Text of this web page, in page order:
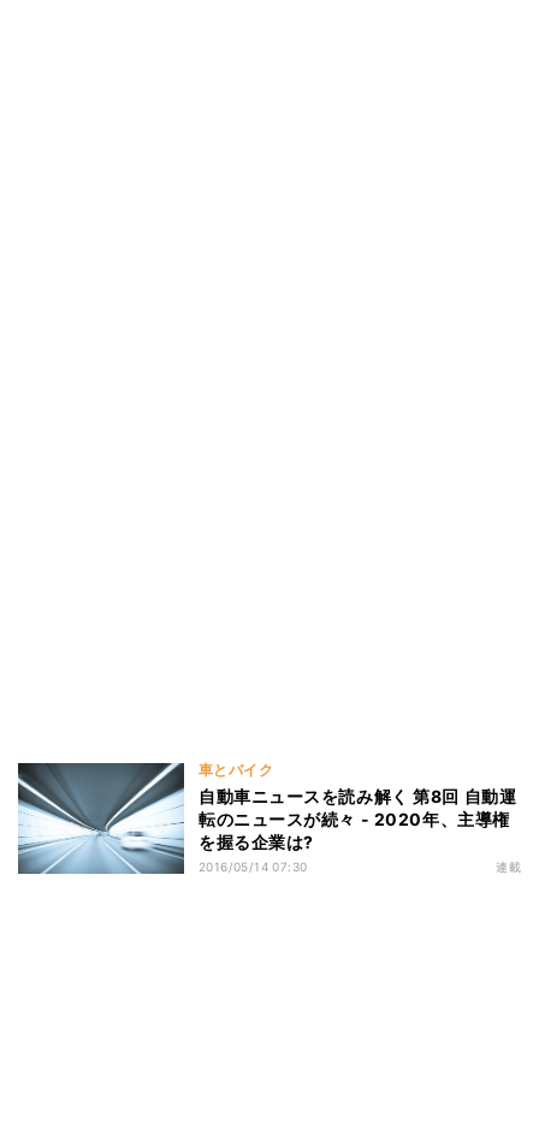
車とバイク
自動車ニュースを読み解く 第8回 自動運
転のニュースが続々 - 2020年、主導権
を握る企業は?
2016/05/14 07:30 連載